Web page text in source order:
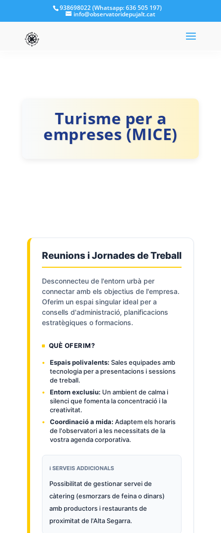
938698022 (Whatsapp: 636 505 197)
info@observatoridepujalt.cat
Turisme per a
empreses (MICE)
Reunions i Jornades de Treball
Desconnecteu de l'entorn urbà per
connectar amb els objectius de l'empresa.
Oferim un espai singular ideal per a
consells d'administració, planificacions
estratègiques o formacions.
QUÈ OFERIM?
Espais polivalents: Sales equipades amb
tecnologia per a presentacions i sessions
de treball.
Entorn exclusiu: Un ambient de calma i
silenci que fomenta la concentració i la
creativitat.
Coordinació a mida: Adaptem els horaris
de l'observatori a les necessitats de la
vostra agenda corporativa.
ℹ️ SERVEIS ADDICIONALS
Possibilitat de gestionar servei de
càtering (esmorzars de feina o dinars)
amb productors i restaurants de
proximitat de l'Alta Segarra.